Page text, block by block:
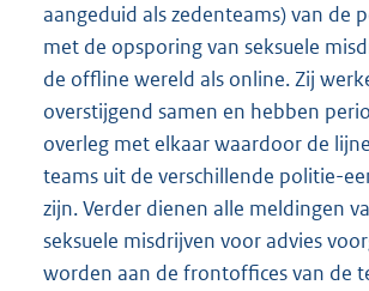
aangeduid als zedenteams) van de
met de opsporing van seksuele
de offline wereld als online. Zij
overstijgend samen en hebben
overleg met elkaar waardoor de
teams uit de verschillende politie-
zijn. Verder dienen alle meldingen
seksuele misdrijven voor advies
worden aan de frontoffices van de